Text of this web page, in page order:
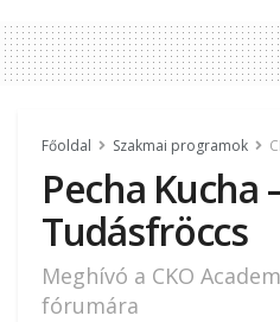
Főoldal Szakmai programok
Pecha Kucha
Tudásfröccs
Meghívó a CKO
fórumára